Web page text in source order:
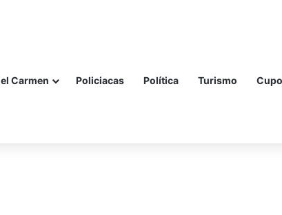
Carmen Policiacas Política Turismo